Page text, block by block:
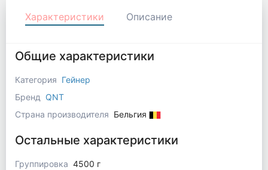
Характеристики Описание
Общие характеристики
Категория Гейнер
Бренд
QNT
Страна производителя Бельгия
Остальные характеристики
Группировка 4500 г